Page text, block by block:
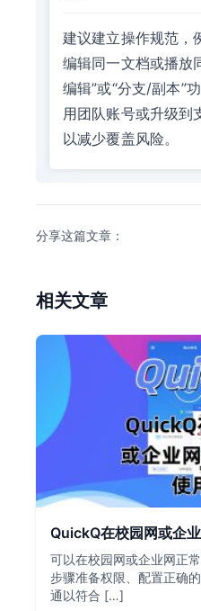
建议建立操作规范，
编辑同一文档或播放
编辑”或“分支/副本”
用团队账号或升级到
以减少覆盖风险。
分享这篇文章：
相关文章
QuickQ在校园网或企
可以在校园网或企业网正
步骤准备权限、配置正确
通以符合 […]